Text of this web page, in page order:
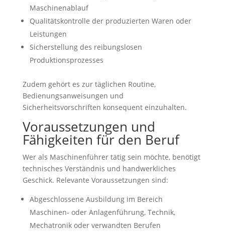
Maschinenablauf
Qualitätskontrolle der produzierten Waren oder
Leistungen
Sicherstellung des reibungslosen
Produktionsprozesses
Zudem gehört es zur täglichen Routine,
Bedienungsanweisungen und
Sicherheitsvorschriften konsequent einzuhalten.
Voraussetzungen und
Fähigkeiten für den Beruf
Wer als Maschinenführer tätig sein möchte, benötigt
technisches Verständnis und handwerkliches
Geschick. Relevante Voraussetzungen sind:
Abgeschlossene Ausbildung im Bereich
Maschinen- oder Anlagenführung, Technik,
Mechatronik oder verwandten Berufen